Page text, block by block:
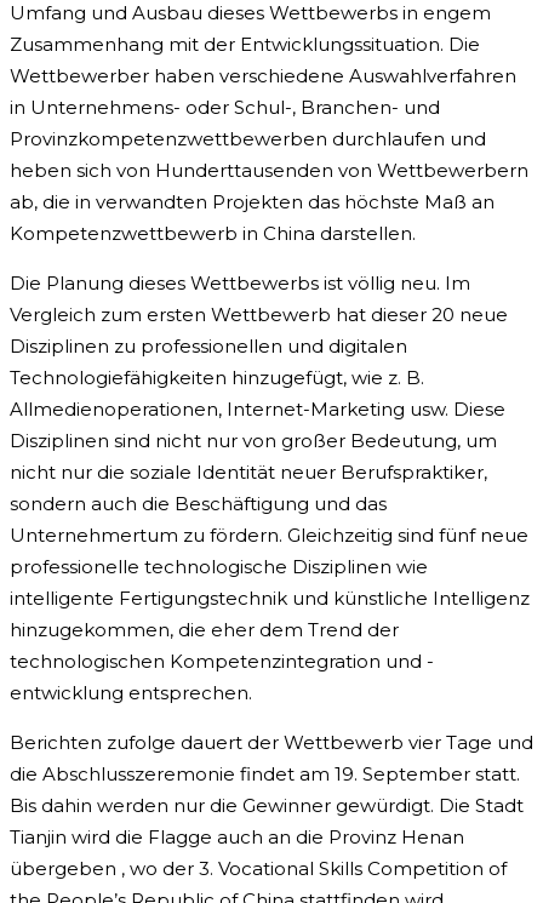
Umfang und Ausbau dieses Wettbewerbs in engem
Zusammenhang mit der Entwicklungssituation. Die
Wettbewerber haben verschiedene Auswahlverfahren
in Unternehmens- oder Schul-, Branchen- und
Provinzkompetenzwettbewerben durchlaufen und
heben sich von Hunderttausenden von Wettbewerbern
ab, die in verwandten Projekten das höchste Maß an
Kompetenzwettbewerb in China darstellen.
Die Planung dieses Wettbewerbs ist völlig neu. Im
Vergleich zum ersten Wettbewerb hat dieser 20 neue
Disziplinen zu professionellen und digitalen
Technologiefähigkeiten hinzugefügt, wie z. B.
Allmedienoperationen, Internet-Marketing usw. Diese
Disziplinen sind nicht nur von großer Bedeutung, um
nicht nur die soziale Identität neuer Berufspraktiker,
sondern auch die Beschäftigung und das
Unternehmertum zu fördern. Gleichzeitig sind fünf neue
professionelle technologische Disziplinen wie
intelligente Fertigungstechnik und künstliche Intelligenz
hinzugekommen, die eher dem Trend der
technologischen Kompetenzintegration und -
entwicklung entsprechen.
Berichten zufolge dauert der Wettbewerb vier Tage und
die Abschlusszeremonie findet am 19. September statt.
Bis dahin werden nur die Gewinner gewürdigt. Die Stadt
Tianjin wird die Flagge auch an die Provinz Henan
übergeben , wo der 3. Vocational Skills Competition of